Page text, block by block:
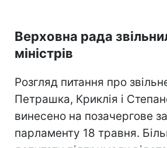
Верховна рада
міністрів
Розгляд питання про
Петрашка, Криклія і
винесено на позачергове
парламенту 18 травня.